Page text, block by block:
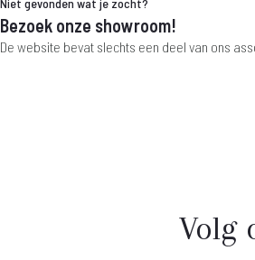
Bezoek onze showroom!
De website bevat slechts een deel van ons
Volg